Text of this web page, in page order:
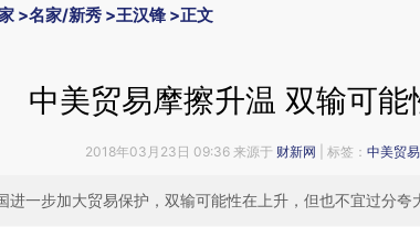
>名家/新秀 >王汉锋 >正文
中美贸易摩擦升温 双输可能
2018年03月23日 09:36 来源于 财新网 | 标签： 中美贸
进一步加大贸易保护，双输可能性在上升，但也不宜过分夸